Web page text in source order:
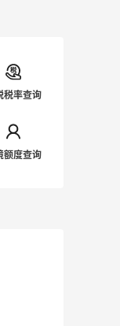
税率查询
额度查询